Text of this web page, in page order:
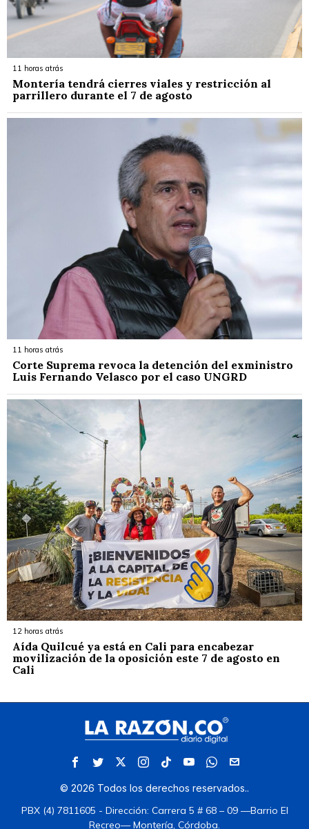
11 horas atrás
Montería tendrá cierres viales y restricción al
parrillero durante el 7 de agosto
11 horas atrás
Corte Suprema revoca la detención del exministro
Luis Fernando Velasco por el caso UNGRD
12 horas atrás
Aída Quilcué ya está en Cali para encabezar
movilización de la oposición este 7 de agosto en
Cali
© 2026 Todos los derechos reservados..
PBX (4) 7811605 - Dirección: Carrera 5 # 68 – 09 —Barrio El
Recreo— Montería, Córdoba.